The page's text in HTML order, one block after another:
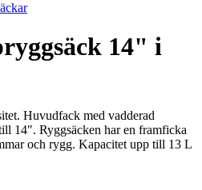
14" i
Huvudfack med vadderad
14″. Ryggsäcken har en framficka
och rygg. Kapacitet upp till 13 L